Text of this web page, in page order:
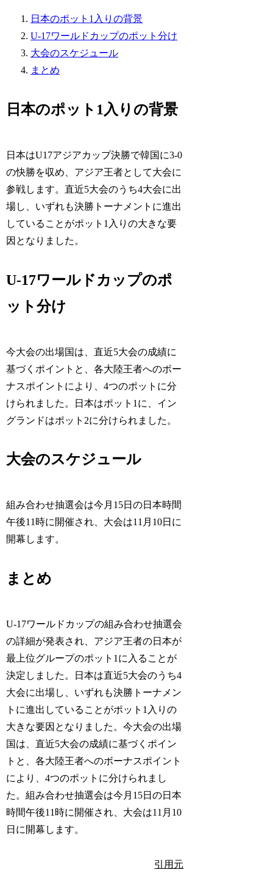
日本のポット1入りの背景
U-17ワールドカップのポット分け
大会のスケジュール
まとめ
日本のポット1入りの背景
日本はU17アジアカップ決勝で韓国に3-0
の快勝を収め、アジア王者として大会に
参戦します。直近5大会のうち4大会に出
場し、いずれも決勝トーナメントに進出
していることがポット1入りの大きな要
因となりました。
U-17ワールドカップのポ
ット分け
今大会の出場国は、直近5大会の成績に
基づくポイントと、各大陸王者へのボー
ナスポイントにより、4つのポットに分
けられました。日本はポット1に、イン
グランドはポット2に分けられました。
大会のスケジュール
組み合わせ抽選会は今月15日の日本時間
午後11時に開催され、大会は11月10日に
開幕します。
まとめ
U-17ワールドカップの組み合わせ抽選会
の詳細が発表され、アジア王者の日本が
最上位グループのポット1に入ることが
決定しました。日本は直近5大会のうち4
大会に出場し、いずれも決勝トーナメン
トに進出していることがポット1入りの
大きな要因となりました。今大会の出場
国は、直近5大会の成績に基づくポイン
トと、各大陸王者へのボーナスポイント
により、4つのポットに分けられまし
た。組み合わせ抽選会は今月15日の日本
時間午後11時に開催され、大会は11月10
日に開幕します。
引用元